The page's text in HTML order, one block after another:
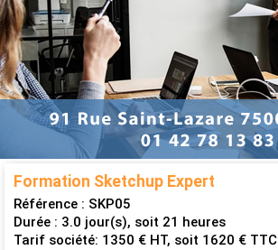
Financement
Évaluations
Nous contacter
Formation Sketchup Expert
Référence : SKP05
Durée : 3.0 jour(s), soit 21 heures
Tarif société: 1350 € HT, soit 1620 € TTC